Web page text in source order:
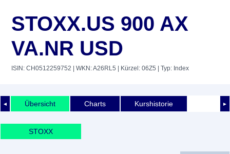
STOXX.US 900 AX
VA.NR USD
ISIN: CH0512259752 | WKN: A26RL5 | Kürzel: 06Z5 | Typ: Index
◄ ►
Übersicht Charts Kurshistorie
STOXX